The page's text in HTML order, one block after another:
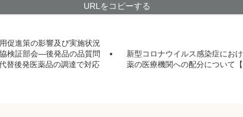
URLをコピーする
促進策の影響及び実施状況
検証部会―後発品の品質問
替後発医薬品の調達で対応
新型コロナウイルス感染症にお
薬の医療機関への配分について【